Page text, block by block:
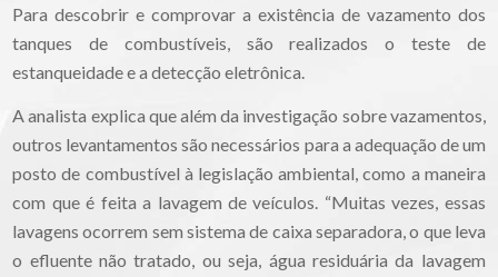
Para descobrir e comprovar a existência de vazamento dos
tanques de combustíveis, são realizados o teste de
estanqueidade e a detecção eletrônica.
A analista explica que além da investigação sobre vazamentos,
outros levantamentos são necessários para a adequação de um
posto de combustível à legislação ambiental, como a maneira
com que é feita a lavagem de veículos. “Muitas vezes, essas
lavagens ocorrem sem sistema de caixa separadora, o que leva
o efluente não tratado, ou seja, água residuária da lavagem